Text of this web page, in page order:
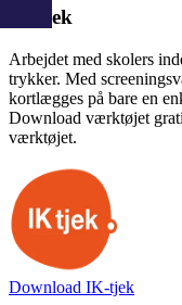
IK-tjek
Arbejdet med skolers
trykker. Med
kortlægges på bare en
Download værktøjet
værktøjet.
Download IK-tjek